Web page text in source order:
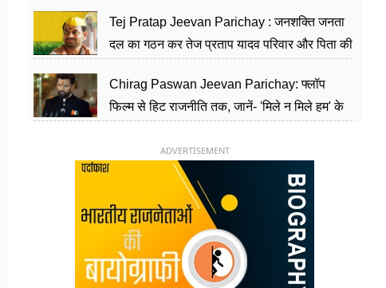
Tej Pratap Jeevan Parichay : जनशक्ति जनता
दल का गठन कर तेज प्रताप यादव परिवार और पिता की
Chirag Paswan Jeevan Parichay: फ्लॉप
फिल्म से हिट राजनीति तक, जानें- 'मिले न मिले हम' के
ADVERTISEMENT